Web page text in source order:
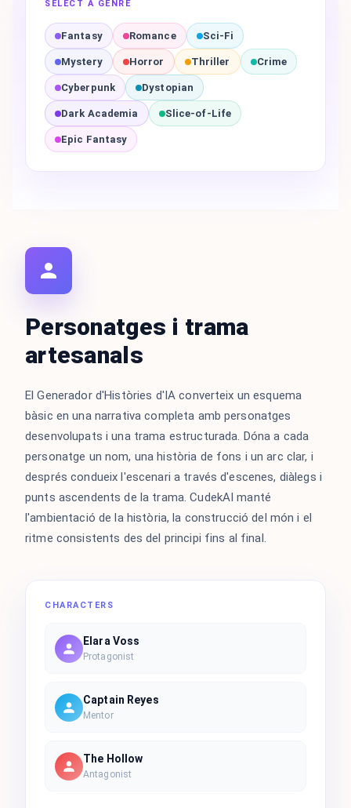
SELECT A GENRE
Fantasy Romance Sci-Fi
Mystery Horror Thriller Crime
Cyberpunk Dystopian
Dark Academia Slice-of-Life
Epic Fantasy
Personatges i trama
artesanals
El Generador d'Històries d'IA converteix un esquema
bàsic en una narrativa completa amb personatges
desenvolupats i una trama estructurada. Dóna a cada
personatge un nom, una història de fons i un arc clar, i
després condueix l'escenari a través d'escenes, diàlegs i
punts ascendents de la trama. CudekAI manté
l'ambientació de la història, la construcció del món i el
ritme consistents des del principi fins al final.
CHARACTERS
Elara Voss
Protagonist
Captain Reyes
Mentor
The Hollow
Antagonist